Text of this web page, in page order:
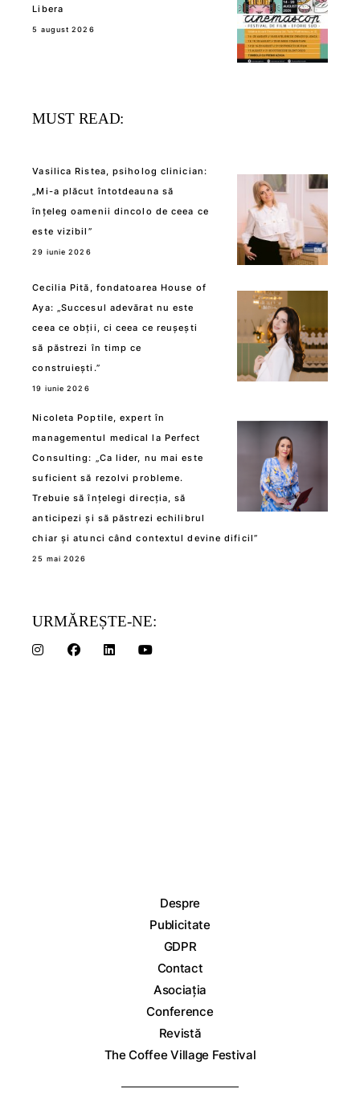
Libera
5 august 2026
MUST READ:
Vasilica Ristea, psiholog clinician:
„Mi-a plăcut întotdeauna să
înțeleg oamenii dincolo de ceea ce
este vizibil”
29 iunie 2026
Cecilia Pită, fondatoarea House of
Aya: „Succesul adevărat nu este
ceea ce obții, ci ceea ce reușești
să păstrezi în timp ce
construiești.”
19 iunie 2026
Nicoleta Poptile, expert în
managementul medical la Perfect
Consulting: „Ca lider, nu mai este
suficient să rezolvi probleme.
Trebuie să înțelegi direcția, să
anticipezi și să păstrezi echilibrul
chiar și atunci când contextul devine dificil”
25 mai 2026
URMĂREȘTE-NE:
Despre
Publicitate
GDPR
Contact
Asociația
Conference
Revistă
The Coffee Village Festival